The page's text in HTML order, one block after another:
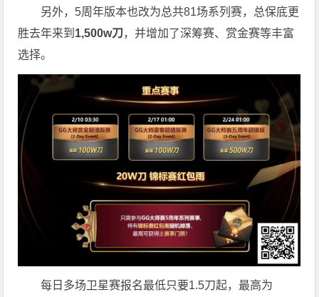
另外，5周年版本也改为总共81场系列赛，总保底更
胜去年来到 1,500w刀，并增加了深筹赛、赏金赛等丰富
选择。
每日多场卫星赛报名最低只要1.5刀起，最高为